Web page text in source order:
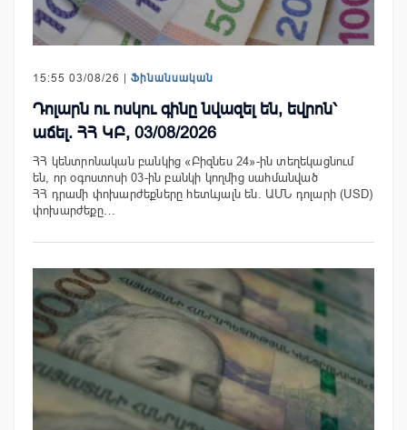
15:55 03/08/26 | Ֆինանսական
Դոլարն ու ոսկու գինը նվազել են, եվրոն՝
աճել. ՀՀ ԿԲ, 03/08/2026
ՀՀ կենտրոնական բանկից «Բիզնես 24»-ին տեղեկացնում
են, որ օգոստոսի 03-ին բանկի կողմից սահմանված
ՀՀ դրամի փոխարժեքները հետևյալն են. ԱՄՆ դոլարի (USD)
փոխարժեքը…